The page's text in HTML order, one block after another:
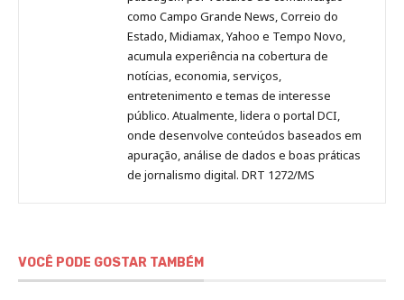
como Campo Grande News, Correio do
Estado, Midiamax, Yahoo e Tempo Novo,
acumula experiência na cobertura de
notícias, economia, serviços,
entretenimento e temas de interesse
público. Atualmente, lidera o portal DCI,
onde desenvolve conteúdos baseados em
apuração, análise de dados e boas práticas
de jornalismo digital. DRT 1272/MS
VOCÊ PODE GOSTAR TAMBÉM